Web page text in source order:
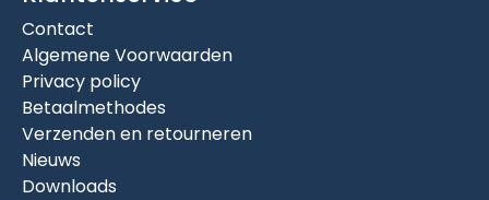
Contact
Algemene Voorwaarden
Privacy policy
Betaalmethodes
Verzenden en retourneren
Nieuws
Downloads